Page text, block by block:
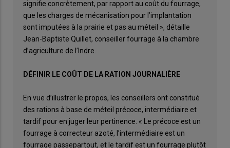
signifie concrètement, par rapport au coût du fourrage,
que les charges de mécanisation pour l’implantation
sont imputées à la prairie et pas au méteil », détaille
Jean-Baptiste Quillet, conseiller fourrage à la chambre
d’agriculture de l’Indre.
DÉFINIR LE COÛT DE LA RATION JOURNALIÈRE
En vue d’illustrer le propos, les conseillers ont constitué
des rations à base de méteil précoce, intermédiaire et
tardif pour en juger leur pertinence. « Le précoce est un
fourrage à correcteur azoté, l’intermédiaire est un
fourrage passepartout, et le tardif est un fourrage plutôt